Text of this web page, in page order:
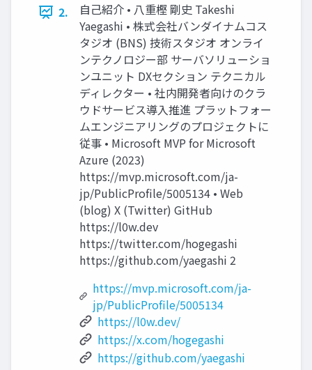
2.
自己紹介 • 八重樫 剛史 Takeshi
Yaegashi • 株式会社バンダイナムコス
タジオ (BNS) 技術スタジオ オンライ
ンテクノロジー部 サーバソリューショ
ンユニット DXセクション テクニカル
ディレクター • 社内開発者向けのクラ
ウドサービス導入推進 プラットフォー
ムエンジニアリングのプロジェクトに
従事 • Microsoft MVP for Microsoft
Azure (2023)
https://mvp.microsoft.com/ja-
jp/PublicProfile/5005134 • Web
(blog) X (Twitter) GitHub
https://l0w.dev
https://twitter.com/hogegashi
https://github.com/yaegashi 2
https://mvp.microsoft.com/ja-
jp/PublicProfile/5005134
https://l0w.dev/
https://x.com/hogegashi
https://github.com/yaegashi